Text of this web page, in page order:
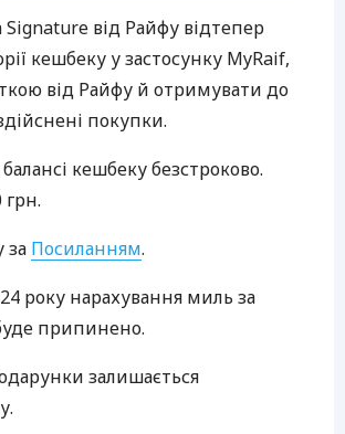
від Райфу відтепер
кешбеку у застосунку MyRaif,
від Райфу й отримувати до
покупки.
кешбеку безстроково.
за Посиланням.
року нарахування миль за
припинено.
залишається